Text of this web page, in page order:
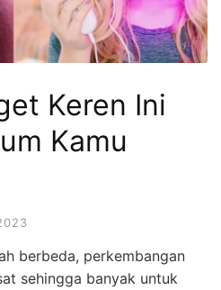
Keren Ini
Kamu
berbeda, perkembangan
sehingga banyak untuk